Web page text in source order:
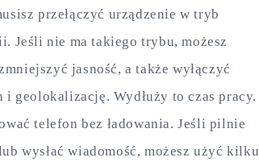
przełączyć urządzenie w tryb
Jeśli nie ma takiego trybu, możesz
jasność, a także wyłączyć
geolokalizację. Wydłuży to czas pracy.
telefon bez ładowania. Jeśli pilnie
wysłać wiadomość, możesz użyć kilku